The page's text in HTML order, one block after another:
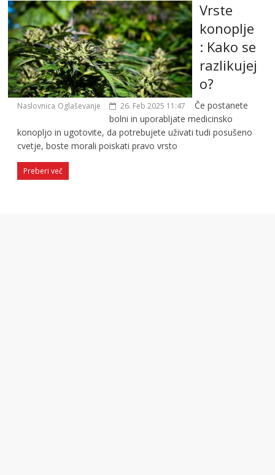
Vrste
konoplje
: Kako se
razlikujej
o?
Naslovnica Oglaševanje 26. Feb 2025 11:47
Če postanete
bolni in uporabljate medicinsko
konopljo in ugotovite, da potrebujete uživati tudi posušeno
cvetje, boste morali poiskati pravo vrsto
Preberi več